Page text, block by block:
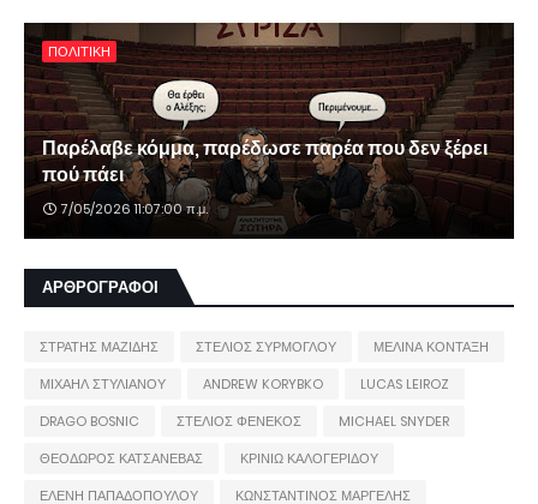
ΠΟΛΙΤΙΚΗ
Παρέλαβε κόμμα, παρέδωσε παρέα που δεν ξέρει
πού πάει
7/05/2026 11:07:00 π.μ.
ΑΡΘΡΟΓΡΑΦΟΙ
ΣΤΡΑΤΗΣ ΜΑΖΙΔΗΣ ΣΤΕΛΙΟΣ ΣΥΡΜΟΓΛΟΥ
ΜΕΛΙΝΑ ΚΟΝΤΑΞΗ
ΜΙΧΑΗΛ ΣΤΥΛΙΑΝΟΥ
ANDREW KORYBKO
LUCAS LEIROZ
DRAGO BOSNIC
ΣΤΕΛΙΟΣ ΦΕΝΕΚΟΣ
MICHAEL SNYDER
ΘΕΟΔΩΡΟΣ ΚΑΤΣΑΝΕΒΑΣ
ΚΡΙΝΙΩ ΚΑΛΟΓΕΡΙΔΟΥ
ΕΛΕΝΗ ΠΑΠΑΔΟΠΟΥΛΟΥ
ΚΩΝΣΤΑΝΤΙΝΟΣ ΜΑΡΓΕΛΗΣ